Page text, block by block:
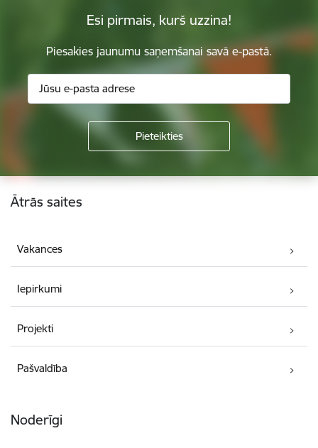
Esi pirmais, kurš uzzina!
Piesakies jaunumu saņemšanai savā e-pastā.
Kājene
Ātrās saites
Vakances
Iepirkumi
Projekti
Pašvaldība
Noderīgi